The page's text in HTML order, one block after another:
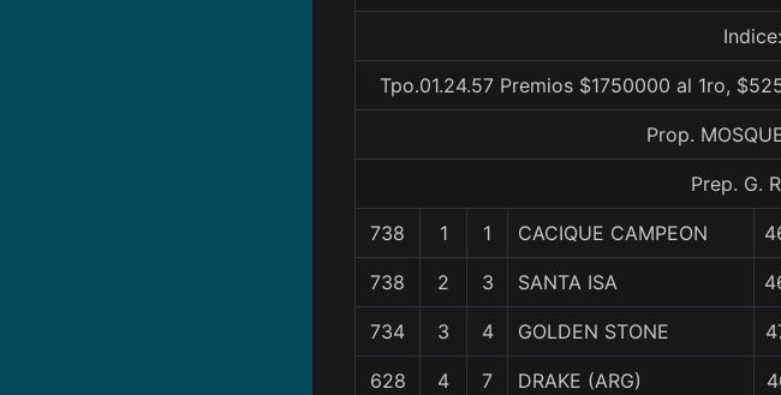
Tpo.01.24.57 Premios $1750000 al 1ro,
Prop.
Prep. G.
738 1 1 CACIQUE CAMPEON
738 2 3 SANTA ISA
734 3 4 GOLDEN STONE
628 4 7 DRAKE (ARG)